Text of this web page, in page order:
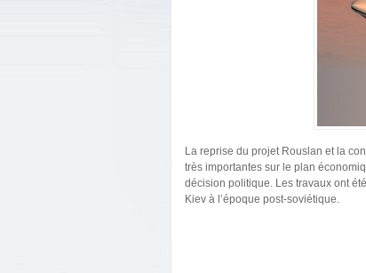
La reprise du projet Rouslan et la
très importantes sur le plan
décision politique. Les travaux ont
Kiev à l’époque post-soviétique.